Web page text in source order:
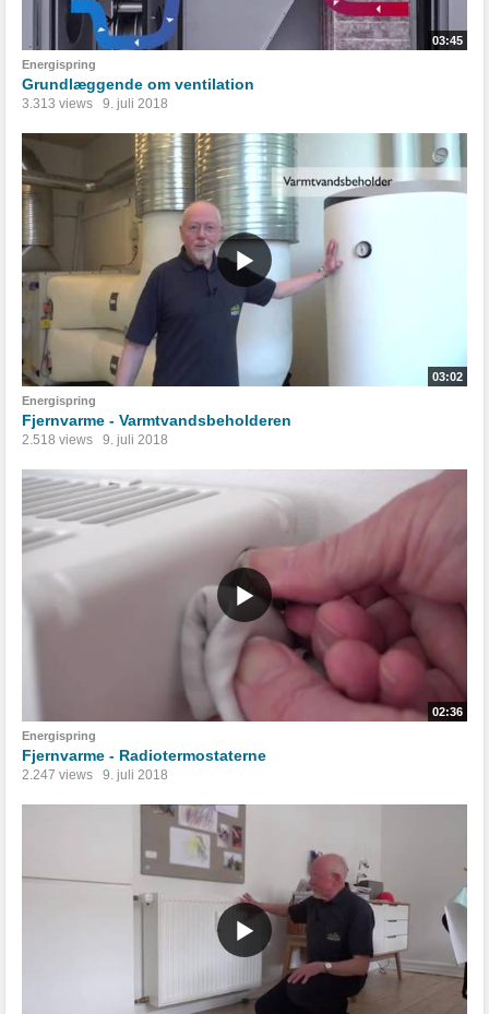
03:45
Energispring
Grundlæggende om ventilation
3.313 views 9. juli 2018
03:02
Energispring
Fjernvarme - Varmtvandsbeholderen
2.518 views 9. juli 2018
02:36
Energispring
Fjernvarme - Radiotermostaterne
2.247 views 9. juli 2018